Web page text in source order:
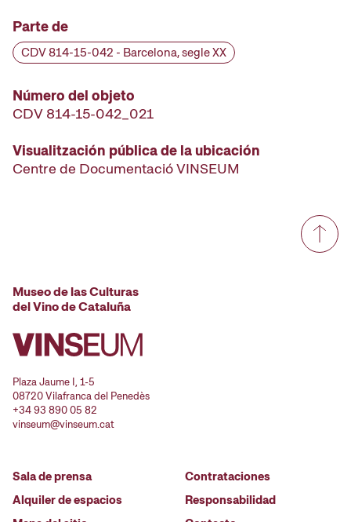
Parte de
CDV 814-15-042 - Barcelona, segle XX
Número del objeto
CDV 814-15-042_021
Visualitzación pública de la ubicación
Centre de Documentació VINSEUM
Museo de las Culturas
del Vino de Cataluña
Plaza Jaume I, 1-5
08720 Vilafranca del Penedès
+34 93 890 05 82
vinseum@vinseum.cat
Sala de prensa
Alquiler de espacios
Contrataciones
Responsabilidad